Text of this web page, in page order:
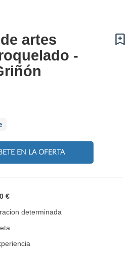
artes
-
EN LA OFERTA
€
determinada